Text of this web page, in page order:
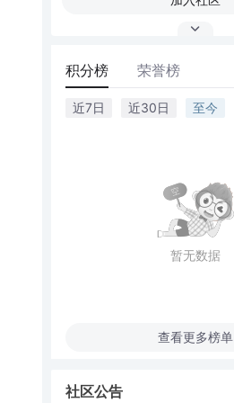
积分榜 荣誉榜
近7日 近30日 至今
暂无数据
查看更多榜单
社区公告